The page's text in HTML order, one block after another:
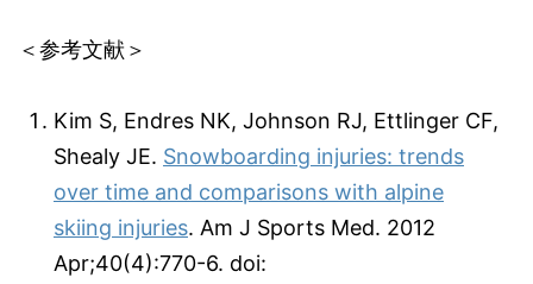
＜参考文献＞
Kim S, Endres NK, Johnson RJ, Ettlinger CF,
Shealy JE. Snowboarding injuries: trends
over time and comparisons with alpine
skiing injuries. Am J Sports Med. 2012
Apr;40(4):770-6. doi: